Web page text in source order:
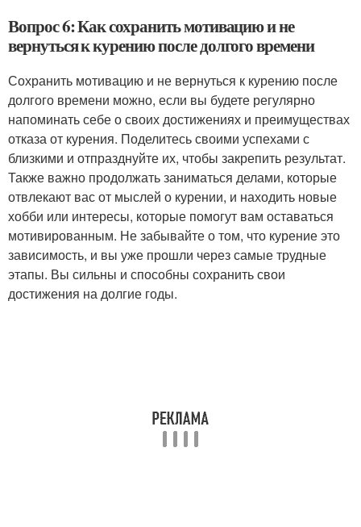
Вопрос 6: Как сохранить мотивацию и не
вернуться к курению после долгого времени
Сохранить мотивацию и не вернуться к курению после
долгого времени можно, если вы будете регулярно
напоминать себе о своих достижениях и преимуществах
отказа от курения. Поделитесь своими успехами с
близкими и отпразднуйте их, чтобы закрепить результат.
Также важно продолжать заниматься делами, которые
отвлекают вас от мыслей о курении, и находить новые
хобби или интересы, которые помогут вам оставаться
мотивированным. Не забывайте о том, что курение это
зависимость, и вы уже прошли через самые трудные
этапы. Вы сильны и способны сохранить свои
достижения на долгие годы.